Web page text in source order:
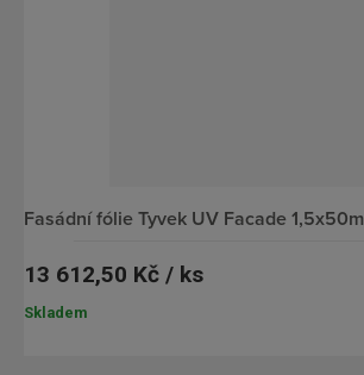
v
v
v
fasádní fólie Tyvek UV Facade 1,5x50m
13 612,50 Kč / ks
Skladem